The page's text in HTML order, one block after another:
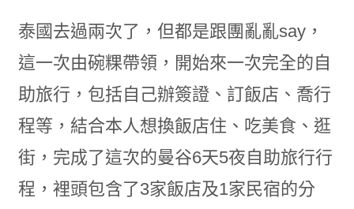
泰國去過兩次了，但都是跟團亂亂say，
這一次由碗粿帶領，開始來一次完全的自
助旅行，包括自己辦簽證、訂飯店、喬行
程等，結合本人想換飯店住、吃美食、逛
街，完成了這次的曼谷6天5夜自助旅行行
程，裡頭包含了3家飯店及1家民宿的分